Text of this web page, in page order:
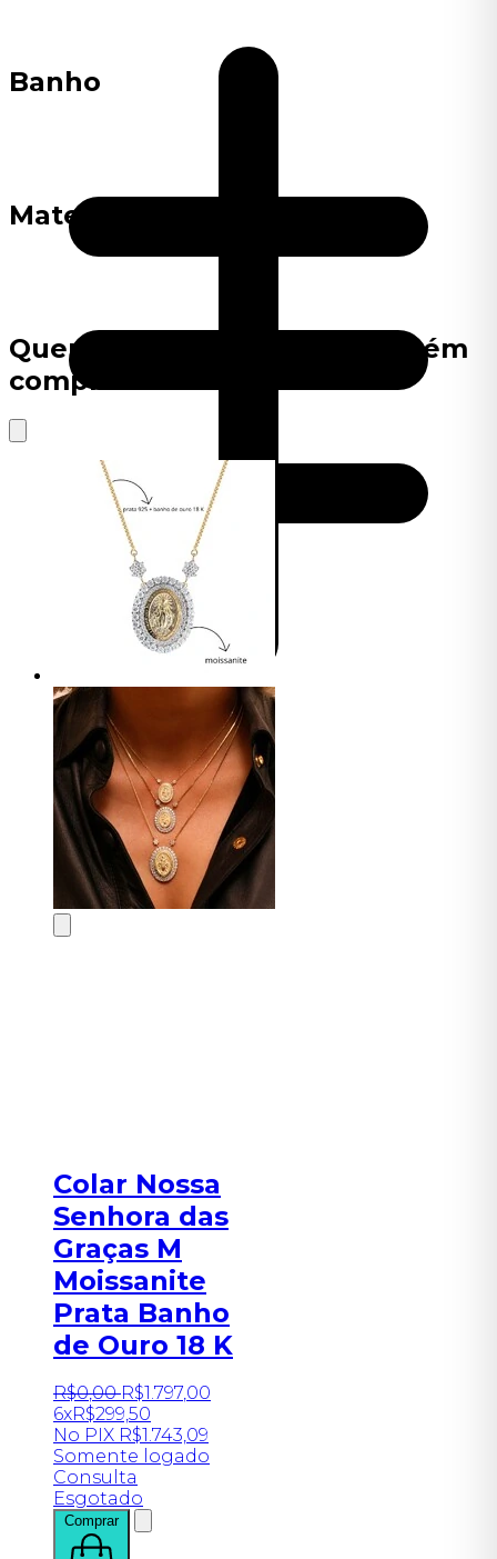
Banho
Material
Quem viu este produto também
comprou
Colar Nossa
Senhora das
Graças M
Moissanite
Prata Banho
de Ouro 18 K
R$0,00 R$1.797,00
6xR$299,50
No PIX R$1.743,09
Somente logado
Consulta
Esgotado
Comprar